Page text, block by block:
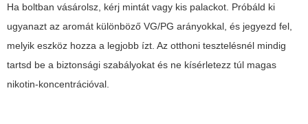
Ha boltban vásárolsz, kérj mintát vagy kis palackot. Próbáld ki
ugyanazt az aromát különböző VG/PG arányokkal, és jegyezd fel,
melyik eszköz hozza a legjobb ízt. Az otthoni tesztelésnél mindig
tartsd be a biztonsági szabályokat és ne kísérletezz túl magas
nikotin-koncentrációval.